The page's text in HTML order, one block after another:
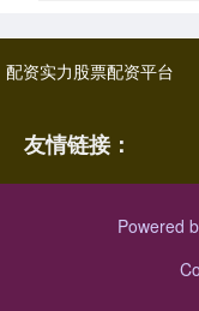
配资实力股票配资平台
友情链接：
Powered